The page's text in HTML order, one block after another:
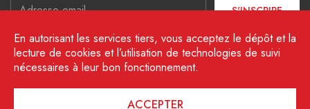
J’ai lu et j’accepte les conditions décrites dans la charte
de protection des données.
S'INSCRIRE
Facebook
Instagram
Linkedin
En autorisant les services tiers, vous acceptez le dépôt et la
lecture de cookies et l’utilisation de technologies de suivi
nécessaires à leur bon fonctionnement.
ACCEPTER